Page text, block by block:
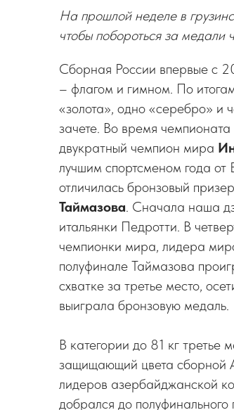
На прошлой неделе в
чтобы побороться за
Сборная России впервые с
– флагом и гимном. По
«золота», одно «серебро» и
зачете. Во время
двукратный чемпион мира
лучшим спортсменом года от
отличилась бронзовый
Таймазова. Сначала наша
итальянки Педротти. В
чемпионки мира, лидера
полуфинале Таймазова
схватке за третье место,
выиграла бронзовую медаль.
В категории до 81 кг третье
защищающий цвета сборной
лидеров азербайджанской
добрался до полуфинального